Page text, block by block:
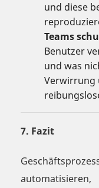
und diese
Teams
Benutzer
und was
Verwirrung
7. Fazit